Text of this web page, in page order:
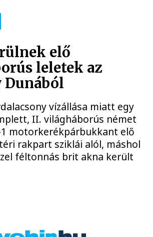
elő
leletek az
Dunából
vízállása miatt egy
II. világháborús német
1 motorkerékpárbukkant elő
rakpart sziklái alól, máshol
féltonnás brit akna került